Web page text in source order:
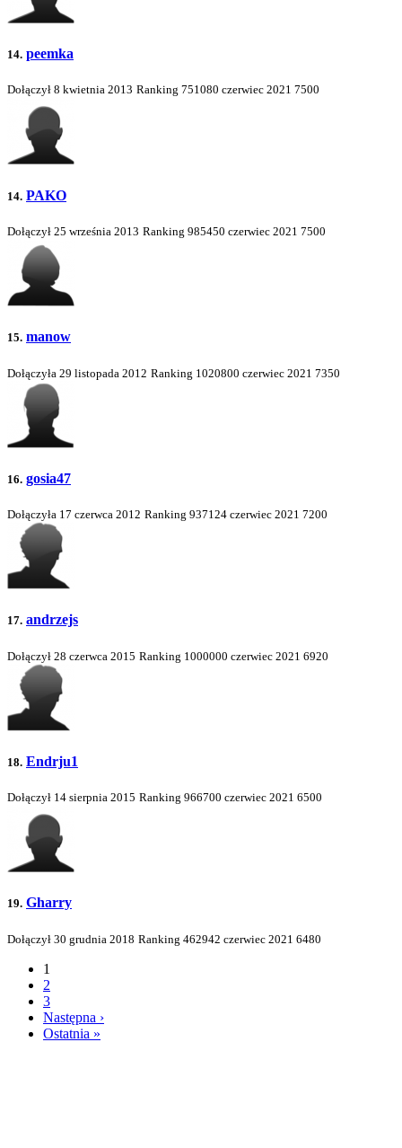
14. peemka
Dołączył 8 kwietnia 2013 Ranking 751080 czerwiec 2021 7500
14. PAKO
Dołączył 25 września 2013 Ranking 985450 czerwiec 2021 7500
15. manow
Dołączyła 29 listopada 2012 Ranking 1020800 czerwiec 2021 7350
16. gosia47
Dołączyła 17 czerwca 2012 Ranking 937124 czerwiec 2021 7200
17. andrzejs
Dołączył 28 czerwca 2015 Ranking 1000000 czerwiec 2021 6920
18. Endrju1
Dołączył 14 sierpnia 2015 Ranking 966700 czerwiec 2021 6500
19. Gharry
Dołączył 30 grudnia 2018 Ranking 462942 czerwiec 2021 6480
1
2
3
Następna ›
Ostatnia »